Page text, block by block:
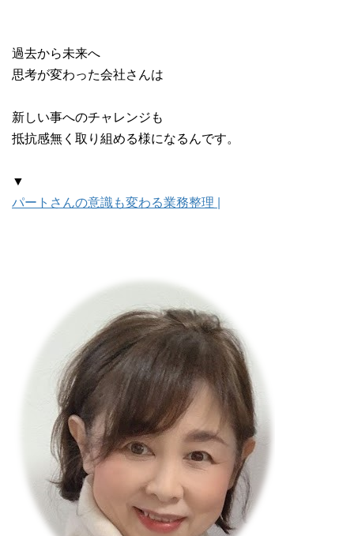
過去から未来へ
思考が変わった会社さんは
新しい事へのチャレンジも
抵抗感無く取り組める様になるんです。
▼
パートさんの意識も変わる業務整理 |